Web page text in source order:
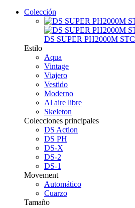
Colección
DS SUPER PH2000M STC
Estilo
Aqua
Vintage
Viajero
Vestido
Moderno
Al aire libre
Skeleton
Colecciones principales
DS Action
DS PH
DS-X
DS-2
DS-1
Movement
Automático
Cuarzo
Tamaño